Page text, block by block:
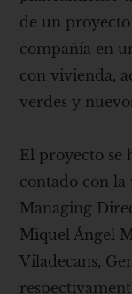
de un
compañía en
con vivienda,
verdes y
El proyecto se
contado con
Managing
Miquel Ángel
Viladecans,